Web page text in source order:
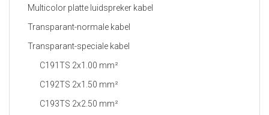
Multicolor platte luidspreker kabel
Transparant-normale kabel
Transparant-speciale kabel
C191TS 2x1.00 mm²
C192TS 2x1.50 mm²
C193TS 2x2.50 mm²